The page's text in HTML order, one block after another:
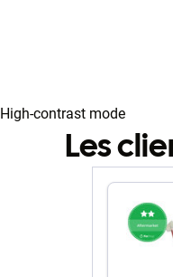
High-contrast mode
Les